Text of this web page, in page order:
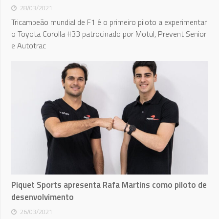
28/03/2021
Tricampeão mundial de F1 é o primeiro piloto a experimentar
o Toyota Corolla #33 patrocinado por Motul, Prevent Senior
e Autotrac
Piquet Sports apresenta Rafa Martins como piloto de
desenvolvimento
26/03/2021